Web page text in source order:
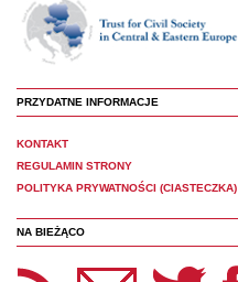
PRZYDATNE INFORMACJE
KONTAKT
REGULAMIN STRONY
POLITYKA PRYWATNOŚCI (CIASTECZKA)
NA BIEŻĄCO
Panoptyka Facebook